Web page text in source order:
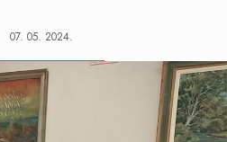
07. 05. 2024.